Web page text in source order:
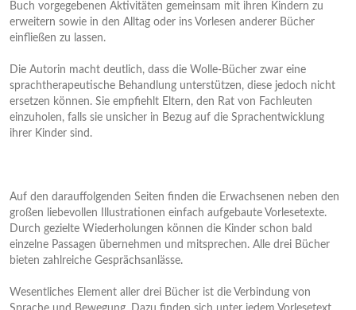
Buch vorgegebenen Aktivitäten gemeinsam mit ihren Kindern zu
erweitern sowie in den Alltag oder ins Vorlesen anderer Bücher
einfließen zu lassen.
Die Autorin macht deutlich, dass die Wolle-Bücher zwar eine
sprachtherapeutische Behandlung unterstützen, diese jedoch nicht
ersetzen können. Sie empfiehlt Eltern, den Rat von Fachleuten
einzuholen, falls sie unsicher in Bezug auf die Sprachentwicklung
ihrer Kinder sind.
Auf den darauffolgenden Seiten finden die Erwachsenen neben den
großen liebevollen Illustrationen einfach aufgebaute Vorlesetexte.
Durch gezielte Wiederholungen können die Kinder schon bald
einzelne Passagen übernehmen und mitsprechen. Alle drei Bücher
bieten zahlreiche Gesprächsanlässe.
Wesentliches Element aller drei Bücher ist die Verbindung von